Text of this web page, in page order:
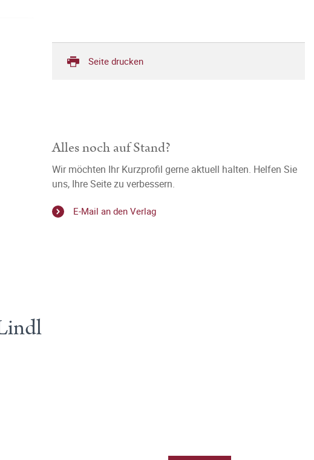
Seite drucken
Alles noch auf Stand?
Wir möchten Ihr Kurzprofil gerne aktuell halten. Helfen Sie
uns, Ihre Seite zu verbessern.
E-Mail an den Verlag